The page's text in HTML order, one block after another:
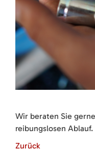
Wir beraten Sie
reibungslosen Ablauf.
Zurück